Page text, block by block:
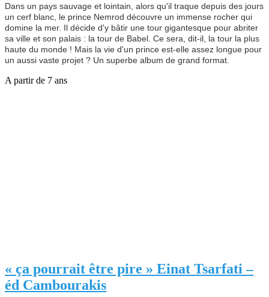
Dans un pays sauvage et lointain, alors qu'il traque depuis des jours
un cerf blanc, le prince Nemrod découvre un immense rocher qui
domine la mer. Il décide d'y bâtir une tour gigantesque pour abriter
sa ville et son palais : la tour de Babel. Ce sera, dit-il, la tour la plus
haute du monde ! Mais la vie d'un prince est-elle assez longue pour
un aussi vaste projet ? Un superbe album de grand format.
A partir de 7 ans
« ça pourrait être pire » Einat Tsarfati –
éd Cambourakis